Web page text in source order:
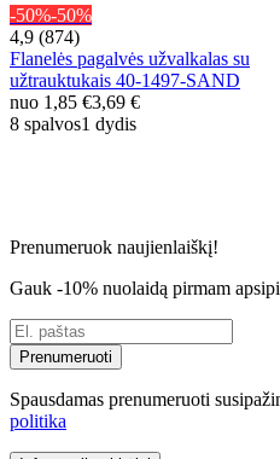
-50%-50%
4,9 (874)
Flanelės pagalvės užvalkalas su
užtrauktukais 40-1497-SAND
nuo 1,85 €3,69 €
8 spalvos1 dydis
Prenumeruok naujienlaiškį!
Gauk -10% nuolaidą pirmam
Prenumeruoti
Spausdamas prenumeruoti
politika